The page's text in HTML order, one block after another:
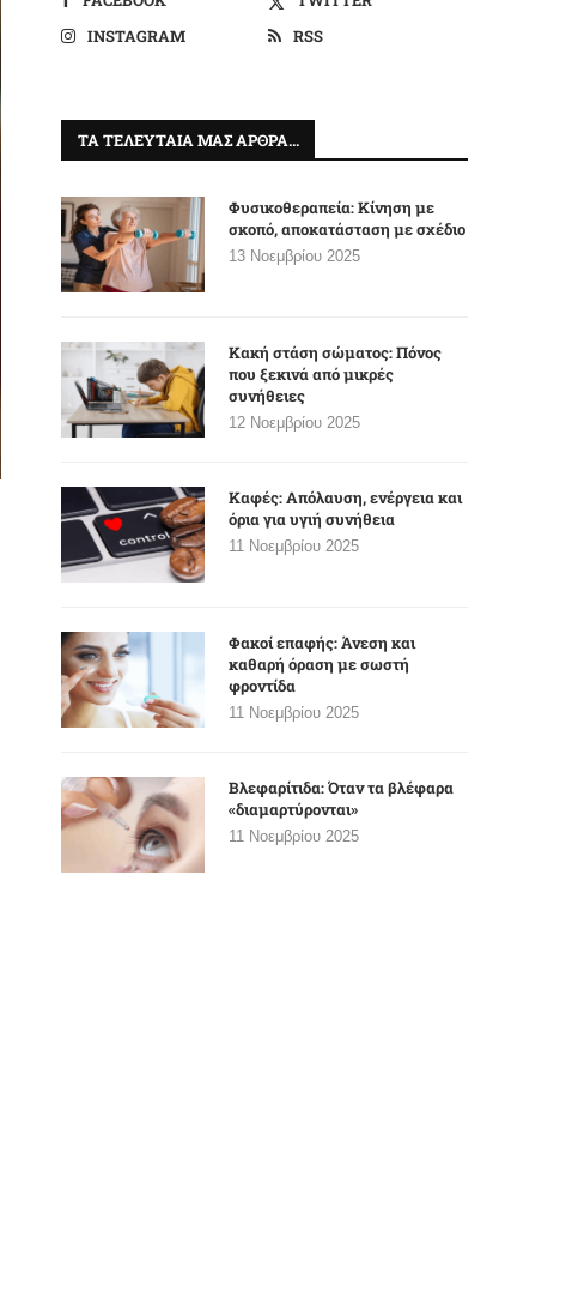
INSTAGRAM
RSS
ΤΑ ΤΕΛΕΥΤΑΊΑ ΜΑΣ ΆΡΘΡΑ…
Φυσικοθεραπεία: Κίνηση με
σκοπό, αποκατάσταση με σχέδιο
13 Νοεμβρίου 2025
Κακή στάση σώματος: Πόνος
που ξεκινά από μικρές
συνήθειες
12 Νοεμβρίου 2025
Καφές: Απόλαυση, ενέργεια και
όρια για υγιή συνήθεια
11 Νοεμβρίου 2025
Φακοί επαφής: Άνεση και
καθαρή όραση με σωστή
φροντίδα
11 Νοεμβρίου 2025
Βλεφαρίτιδα: Όταν τα βλέφαρα
«διαμαρτύρονται»
11 Νοεμβρίου 2025